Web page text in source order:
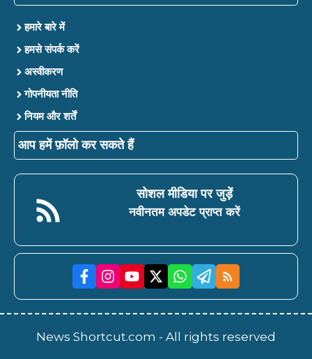
हमारे बारे में
हमसे संपर्क करें
अस्वीकरण
गोपनीयता नीति
नियम और शर्तें
आप हमें फ़ॉलो कर सकते हैं
सोशल मीडिया पर जुड़ें
नवीनतम अपडेट प्राप्त करें
News Shortcut.com - All rights reserved